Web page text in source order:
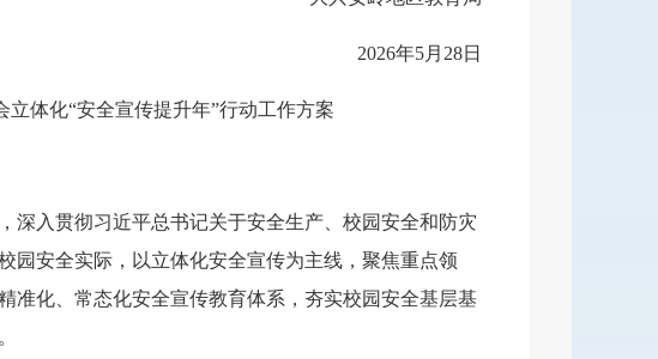
2026年5月28日
立体化“安全宣传提升年”行动工作方案
深入贯彻习近平总书记关于安全生产、校园安全和防灾
园安全实际，以立体化安全宣传为主线，聚焦重点领
准化、常态化安全宣传教育体系，夯实校园安全基层基